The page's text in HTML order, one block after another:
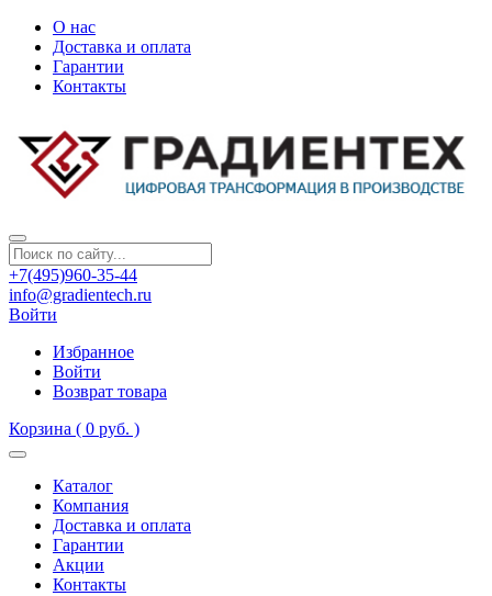
О нас
Доставка и оплата
Гарантии
Контакты
+7(495)960-35-44
info@gradientech.ru
Войти
Избранное
Войти
Возврат товара
Корзина ( 0 руб. )
Каталог
Компания
Доставка и оплата
Гарантии
Акции
Контакты